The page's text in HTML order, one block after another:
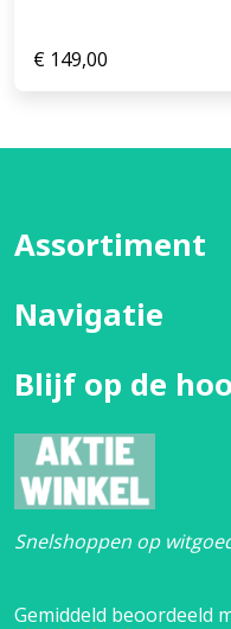
€ 149,00
Assortiment
Navigatie
Blijf op de
Snelshoppen op
Gemiddeld beoordeeld